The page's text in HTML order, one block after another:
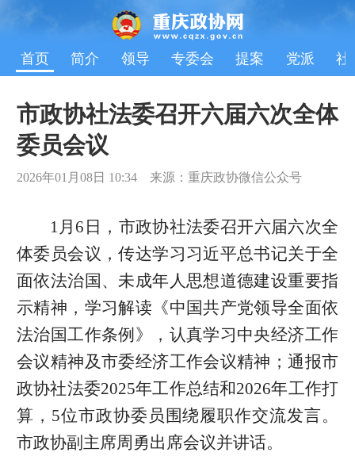
首页 简介 领导 专委会 提案 党派 社
市政协社法委召开六届六次全体
委员会议
2026年01月08日 10:34 来源：重庆政协微信公众号
1月6日，市政协社法委召开六届六次全
体委员会议，传达学习习近平总书记关于全
面依法治国、未成年人思想道德建设重要指
示精神，学习解读《中国共产党领导全面依
法治国工作条例》，认真学习中央经济工作
会议精神及市委经济工作会议精神；通报市
政协社法委2025年工作总结和2026年工作打
算，5位市政协委员围绕履职作交流发言。
市政协副主席周勇出席会议并讲话。